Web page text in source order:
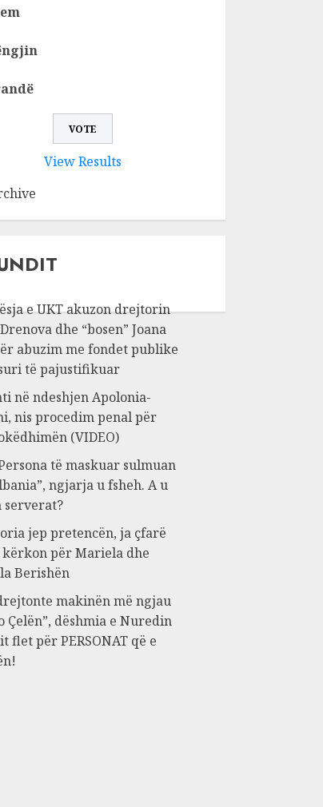
View Results
e UKT akuzon drejtorin
dhe “bosen” Joana
abuzim me fondet publike
të pajustifikuar
në ndeshjen Apolonia-
nis procedim penal për
(VIDEO)
të maskuar sulmuan
ngjarja u fsheh. A u
serverat?
jep pretencën, ja çfarë
për Mariela dhe
Berishën
makinën më ngjau
Çelën”, dëshmia e Nuredin
flet për PERSONAT që e